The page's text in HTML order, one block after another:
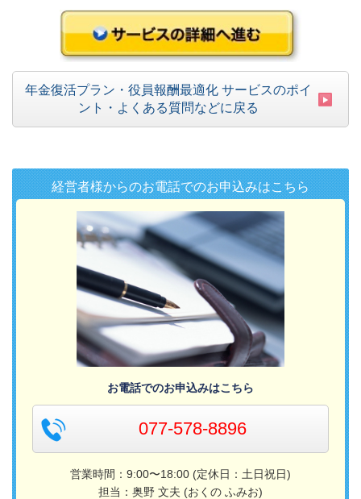
年金復活プラン・役員報酬最適化 サービスのポイ
ント・よくある質問などに戻る
経営者様からのお電話でのお申込みはこちら
お電話でのお申込みはこちら
077-578-8896
営業時間：9:00〜18:00 (定休日：土日祝日)
担当：奥野 文夫 (おくの ふみお)